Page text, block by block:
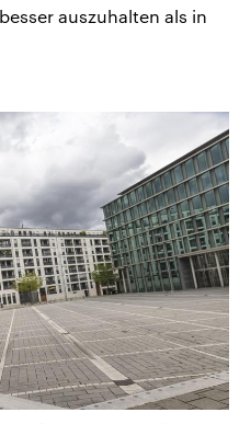
auszuhalten als in